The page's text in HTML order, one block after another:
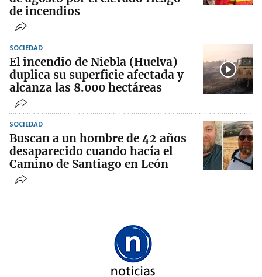
de incendios
SOCIEDAD
El incendio de Niebla (Huelva)
duplica su superficie afectada y
alcanza las 8.000 hectáreas
SOCIEDAD
Buscan a un hombre de 42 años
desaparecido cuando hacía el
Camino de Santiago en León